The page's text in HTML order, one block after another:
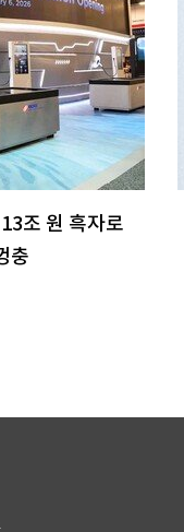
조 원 흑자로
충